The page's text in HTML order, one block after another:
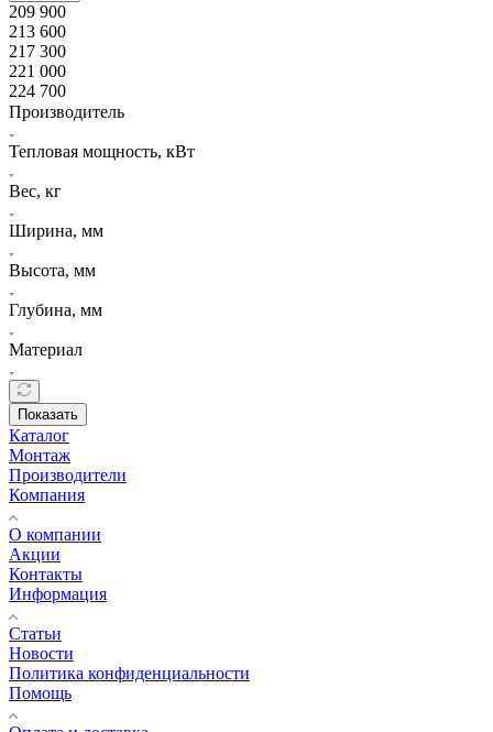
209 900
213 600
217 300
221 000
224 700
Производитель
Тепловая мощность, кВт
Вес, кг
Ширина, мм
Высота, мм
Глубина, мм
Материал
Показать
Каталог
Монтаж
Производители
Компания
О компании
Акции
Контакты
Информация
Статьи
Новости
Политика конфиденциальности
Помощь